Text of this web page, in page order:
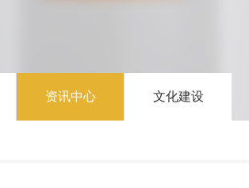
资讯中心 文化建设